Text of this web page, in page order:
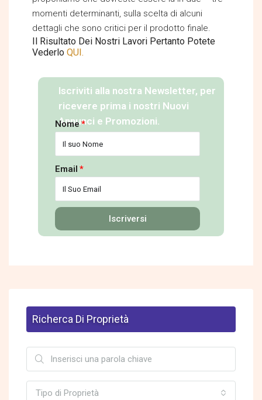
momenti determinanti, sulla scelta di alcuni
dettagli che sono critici per il prodotto finale.
Il Risultato Dei Nostri Lavori Pertanto Potete
Vederlo QUI.
Iscriviti alla nostra Newsletter, per
ricevere prima i nostri Nuovi
Annunci e Promozioni.
Nome
Email
Iscriversi
Richerca Di Proprietà
Tipo di Proprietà